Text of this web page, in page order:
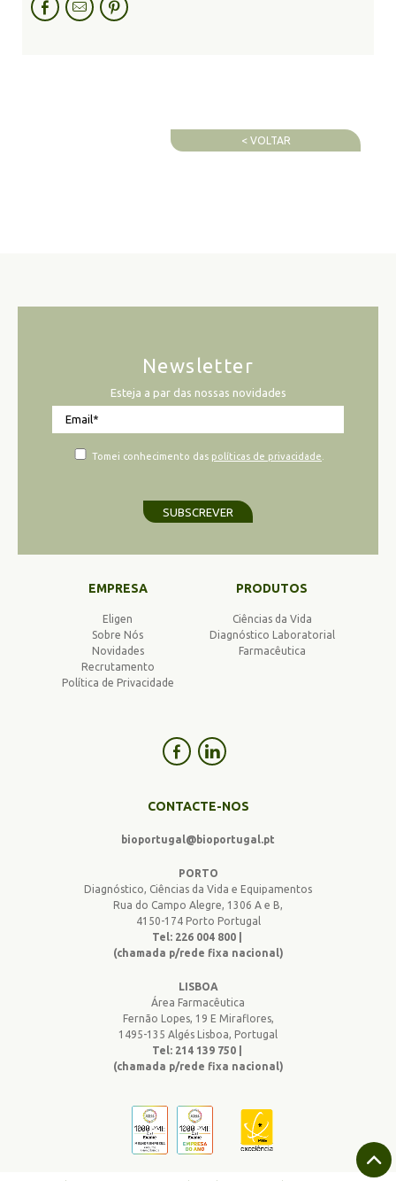
< VOLTAR
Newsletter
Esteja a par das nossas novidades
Tomei conhecimento das políticas de privacidade
SUBSCREVER
EMPRESA
Eligen
Sobre Nós
Novidades
Recrutamento
Política de Privacidade
PRODUTOS
Ciências da Vida
Diagnóstico Laboratorial
Farmacêutica
CONTACTE-NOS
bioportugal@bioportugal.pt
PORTO
Diagnóstico, Ciências da Vida e Equipamentos
Rua do Campo Alegre, 1306 A e B,
4150-174 Porto Portugal
Tel: 226 004 800 |
(chamada p/rede fixa nacional)
LISBOA
Área Farmacêutica
Fernão Lopes, 19 E Miraflores,
1495-135 Algés Lisboa, Portugal
Tel: 214 139 750 |
(chamada p/rede fixa nacional)